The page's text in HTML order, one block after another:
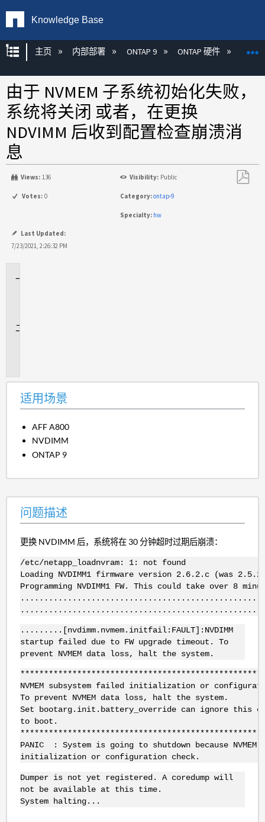
Knowledge Base
扩展/隐缩全局层次
主页 内部部署 ONTAP 9 ONTAP 硬件
由于 NVMEM 子系统初始化失败，
系统将关闭 或者，在更换
NDVIMM 后收到配置检查崩溃消
息
Views: 136 Visibility: Public
Votes: 0 Category:ontap-9
Specialty: hw
Last Updated:
7/23/2021, 2:26:32 PM
适用场景
AFF A800
NVDIMM
ONTAP 9
问题描述
更换 NVDIMM 后，系统将在 30 分钟超时过期后崩溃：
/etc/netapp_loadnvram: 1: not found
Loading NVDIMM1 firmware version 2.6.2.c (was
Programming NVDIMM1 FW. This could take over 8
.........[nvdimm.nvmem.initfail:FAULT]:NVDIMM
startup failed due to FW upgrade timeout. To
prevent NVMEM data loss, halt the system.
NVMEM subsystem failed initialization or
To prevent NVMEM data loss, halt the system.
Set bootarg.init.battery_override can ignore this
to boot.
PANIC : System is going to shutdown because NVMEM
initialization or configuration check.
Dumper is not yet registered. A coredump will
not be available at this time.
System halting...